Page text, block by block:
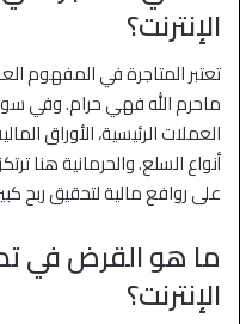
الإنترنت؟
تعتبر المتاجرة في المفهوم
العملات الرئيسية، الأوراق
أنواع السلع. والحرمانية هنا
على روافع مالية لتحقيق ربح
ما هو القرض في
الإنترنت؟